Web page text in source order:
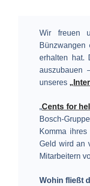
Wir freuen
erhalten hat.
auszubauen
unseres
„Cents for
Bosch-
Komma
Geld wird an
Mitarbeitern
Wohin fließt